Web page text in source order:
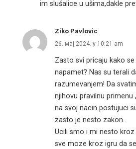
im slušalice u ušima,dakle
Ziko Pavlovic
26. мај 2024. у 10:21 am
Zasto svi pricaju kako
napamet? Nas su terali
razumevanjem! Da
njihovu pravilnu
na svoj nacin postujuci
zasto je nesto zakon..
Ucili smo i mi nesto
sve moze kroz igru da